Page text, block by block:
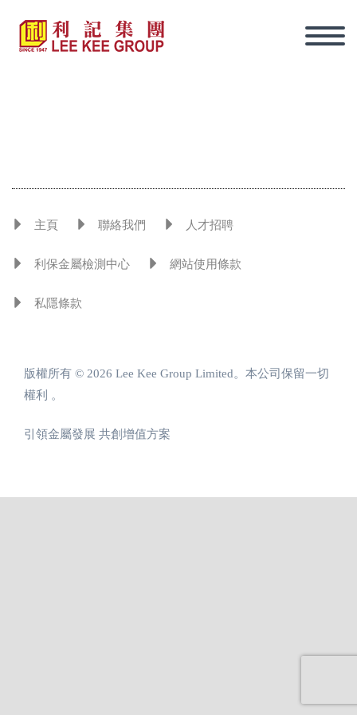
主頁 聯絡我們 人才招聘
利保金屬檢測中心 網站使用條款
私隱條款
版權所有 © 2026 Lee Kee Group Limited。本公司保留一切
權利 。
引領金屬發展 共創增值方案